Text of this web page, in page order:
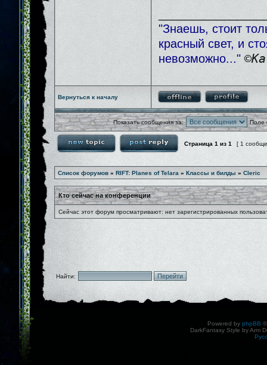
"Знаешь, стоит
красный свет, и
невозможно..."
Вернуться к началу
Показать сообщения за: Поле
Страница 1 из 1 [ 1
Список форумов » RIFT: Planes of Telara » Классы и билды » Cleric
Кто сейчас на конференции
Сейчас этот форум просматривают: нет зарегистрированных
Найти:
Powered by phpBB
DarkFantasy Style by Arm